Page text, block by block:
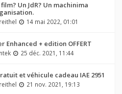
Un JdR? Un machinima
14 mai 2022, 01:01
Enhanced + edition OFFERT
25 déc. 2021, 11:44
et véhicule cadeau IAE 2951
21 nov. 2021, 19:13